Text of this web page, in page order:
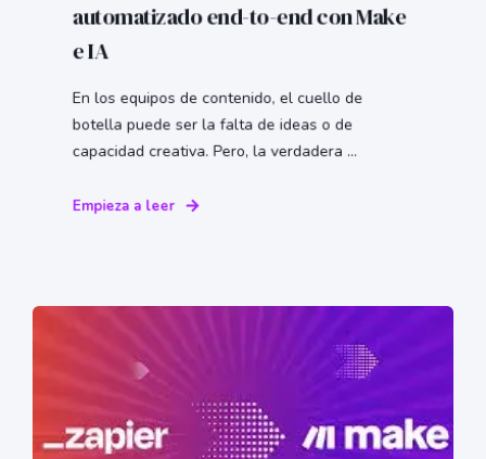
automatizado end-to-end con Make
e IA
En los equipos de contenido, el cuello de
botella puede ser la falta de ideas o de
capacidad creativa. Pero, la verdadera ...
Empieza a leer